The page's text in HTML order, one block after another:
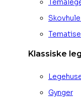
Klassiske
Gynger